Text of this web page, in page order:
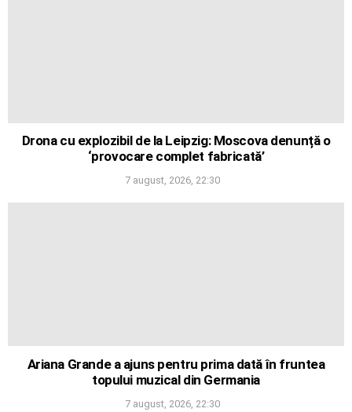
Drona cu explozibil de la Leipzig: Moscova denunță o
‘provocare complet fabricată’
7 august, 2026, 22:30
Ariana Grande a ajuns pentru prima dată în fruntea
topului muzical din Germania
7 august, 2026, 22:30